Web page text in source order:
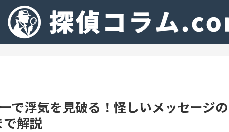
で浮気を見破る！怪しいメッセージの
で解説